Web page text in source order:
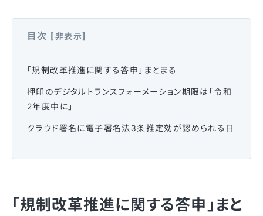
目次 [非表示]
「規制改革推進に関する答申」まとまる
押印のデジタルトランスフォーメーション期限は「令和
2年度中に」
クラウド署名に電子署名法3条推定効が認められる日
「規制改革推進に関する答申」まと